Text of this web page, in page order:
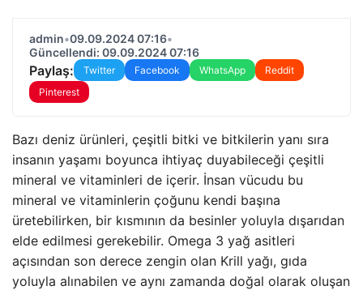
admin•09.09.2024 07:16•
Güncellendi: 09.09.2024 07:16
Paylaş: Twitter Facebook WhatsApp
Reddit
Pinterest
Bazı deniz ürünleri, çeşitli bitki ve bitkilerin yanı sıra
insanın yaşamı boyunca ihtiyaç duyabileceği çeşitli
mineral ve vitaminleri de içerir. İnsan vücudu bu
mineral ve vitaminlerin çoğunu kendi başına
üretebilirken, bir kısmının da besinler yoluyla dışarıdan
elde edilmesi gerekebilir. Omega 3 yağ asitleri
açısından son derece zengin olan Krill yağı, gıda
yoluyla alınabilen ve aynı zamanda doğal olarak oluşan